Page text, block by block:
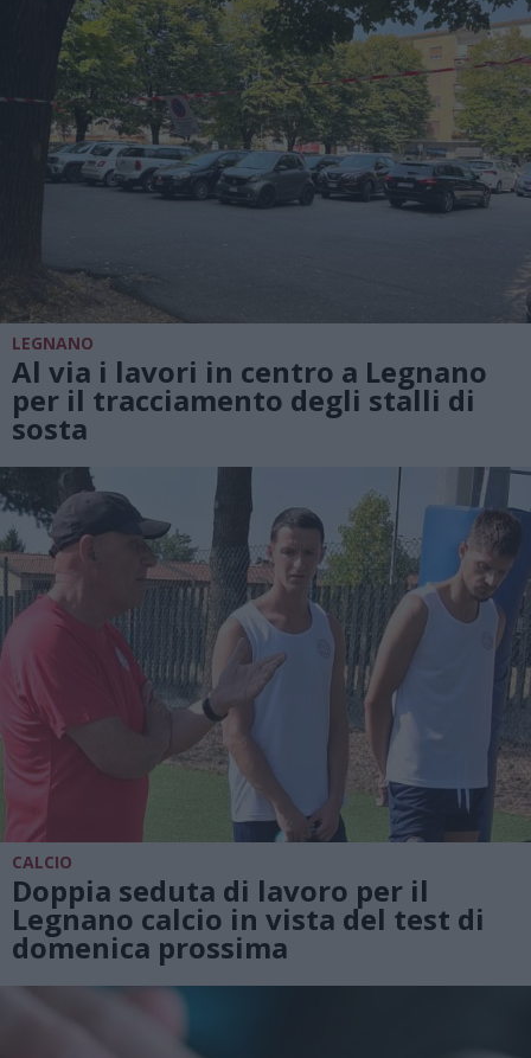
LEGNANO
Al via i lavori in centro a Legnano
per il tracciamento degli stalli di
sosta
CALCIO
Doppia seduta di lavoro per il
Legnano calcio in vista del test di
domenica prossima